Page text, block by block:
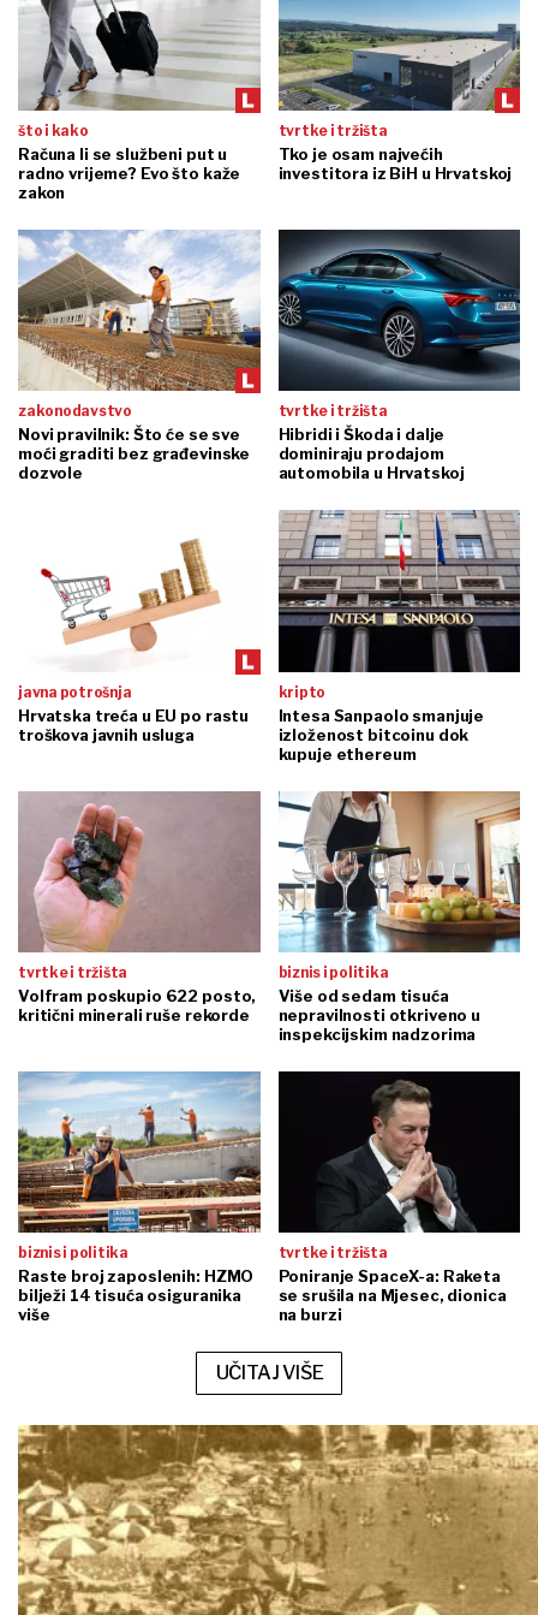
što i kako
Računa li se službeni put u
radno vrijeme? Evo što kaže
zakon
tvrtke i tržišta
Tko je osam najvećih
investitora iz BiH u Hrvatskoj
zakonodavstvo
Novi pravilnik: Što će se sve
moći graditi bez građevinske
dozvole
tvrtke i tržišta
Hibridi i Škoda i dalje
dominiraju prodajom
automobila u Hrvatskoj
javna potrošnja
Hrvatska treća u EU po rastu
troškova javnih usluga
kripto
Intesa Sanpaolo smanjuje
izloženost bitcoinu dok
kupuje ethereum
tvrtke i tržišta
Volfram poskupio 622 posto,
kritični minerali ruše rekorde
biznis i politika
Više od sedam tisuća
nepravilnosti otkriveno u
inspekcijskim nadzorima
biznis i politika
Raste broj zaposlenih: HZMO
bilježi 14 tisuća osiguranika
više
tvrtke i tržišta
Poniranje SpaceX-a: Raketa
se srušila na Mjesec, dionica
na burzi
UČITAJ VIŠE